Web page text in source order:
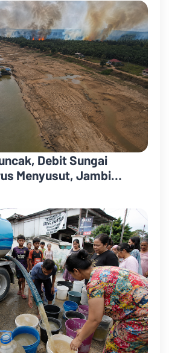
Debit Sungai
Menyusut, Jambi
Krisis Air Bersih dan